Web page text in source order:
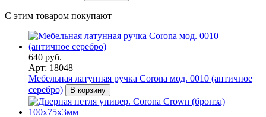
С этим товаром покупают
640 руб.
Арт: 18048
Мебельная латунная ручка Corona мод. 0010 (античное
серебро)
В корзину